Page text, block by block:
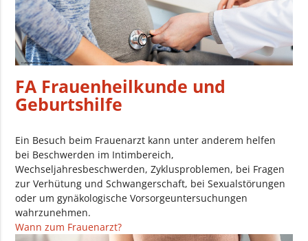
FA Frauenheilkunde und
Geburtshilfe
Ein Besuch beim Frauenarzt kann unter anderem helfen
bei Beschwerden im Intimbereich,
Wechseljahresbeschwerden, Zyklusproblemen, bei Fragen
zur Verhütung und Schwangerschaft, bei Sexualstörungen
oder um gynäkologische Vorsorgeuntersuchungen
wahrzunehmen.
Wann zum Frauenarzt?